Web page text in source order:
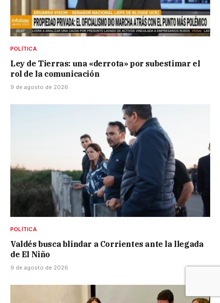
POLÍTICA
Ley de Tierras: una «derrota» por subestimar el
rol de la comunicación
9 de agosto de 2026
POLÍTICA
Valdés busca blindar a Corrientes ante la llegada
de El Niño
9 de agosto de 2026